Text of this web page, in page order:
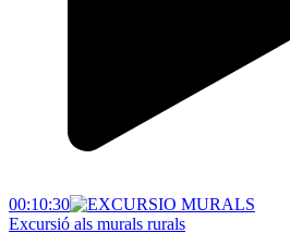
00:10:30
Excursió als murals rurals